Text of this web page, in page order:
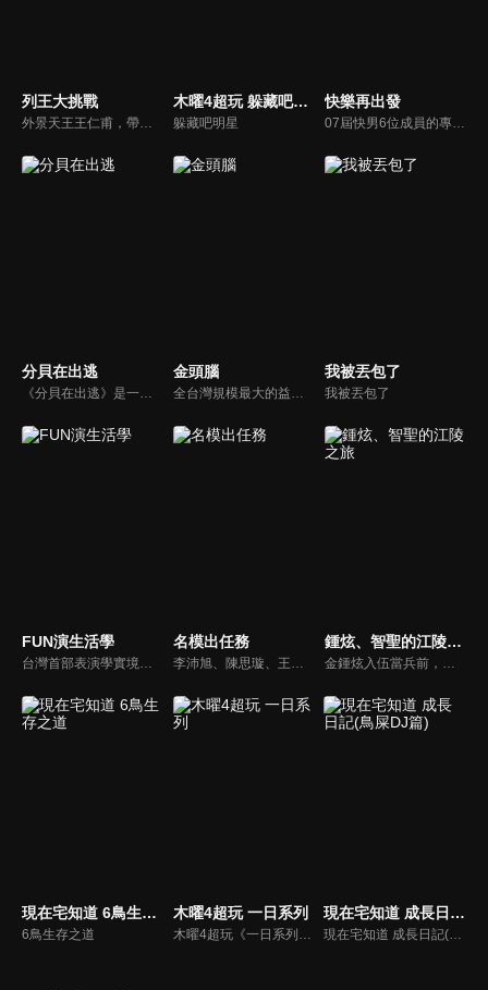
列王大挑戰
外景天王王仁甫，帶領初出茅廬、外景界新鮮人的陳漢典攜手主持，兩人各自率領自稱膽大包天的列王藝人團，在節目中相互挑戰對方害怕的極限，集結恐懼、互整、爆笑等綜藝效果，讓觀眾看看藝人們最野生的真情流露！
木曜4超玩 躲藏吧明星
躲藏吧明星
快樂再出發
07屆快男6位成員的專屬團綜《快樂再出發》，來到浙江象山，他們參加的是廣大網友群策群力發起的「荒島求生」任務！「不含早」的酒店早晨，沒有錢包的6人旅程，雨天出行的會發生什麼故事？當行程資金已負，為了能繼續完成行程，6位哥哥們的又經歷了怎樣的劇組群演打工記？準備好了嗎？我們要出發嘍～
分貝在出逃
《分貝在出逃》是一檔新戶外音樂治癒綜藝，蘇醒、張遠等5位彼此相熟的嘉賓一起去戶外露營，在7天之內上演分貝出逃之旅，通過遊戲互動贏取「分貝值」來解鎖3場音樂會的舉辦權。節目集音樂元素、旅途元素和真人秀元素為一體，傳播音樂和友情的正能量。
金頭腦
全台灣規模最大的益智節目，首創棚內與外景並重，聰明的觀眾動動腦，尋找各行各業最聰明的人，打造與上班族生活圈最貼近的百人大型益智節目！
我被丟包了
我被丟包了
FUN演生活學
台灣首部表演學實境秀 節目由郎祖筠老師親自指導，節目內容真實互動、實戰經驗傳授，在一陣真人秀節目風格中，一定能脫穎而出，引起期待，非看不可。實境節目以綜藝風格中加入『E D G E 法則』，觀看表演中的表演學，讓觀眾明白易曉，輕鬆體驗表演，進而從生活中看表演，從表演中懂生活。
名模出任務
李沛旭、陳思璇、王尹平、杜詩梅與大愷等人，卸下名模華麗外表、包袱，全力闖關！全台灣顏值最高的外景實境真人秀節目，名模們又會激盪什麼逗趣爆笑的場面呢？
鍾炫、智聖的江陵之旅
金鍾炫入伍當兵前，身為好友的尹智聖帶他到最為熟悉的江原道-江陵，向鍾炫介紹江陵的美好一切，趁這時間好好的享受江陵的美好景、好吃的食物，以排解入伍前的情緒。
現在宅知道 6鳥生存之道
6鳥生存之道
木曜4超玩 一日系列 現在宅知道 成長日記(鳥屎DJ篇)